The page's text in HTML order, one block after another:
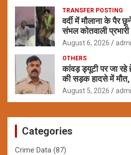
TRANSFER POSTING
वर्दी में मौलाना के पैर
संभल कोतवाली प्रभारी
August 6, 2026
OTHERS
कांवड़ ड्यूटी पर जा
की सड़क हादसे में मौत,
August 5, 2026
Categories
Crime Data (87)